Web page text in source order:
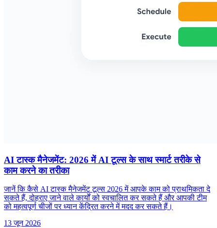
AI टास्क मैनेजमेंट: 2026 में AI टूल्स के साथ स्मार्ट तरीके से
काम करने का तरीका
जानें कि कैसे AI टास्क मैनेजमेंट टूल्स 2026 में आपके काम को प्राथमिकता दे
सकते हैं, दोहराए जाने वाले कार्यों को स्वचालित कर सकते हैं और आपकी टीम
को महत्वपूर्ण चीजों पर ध्यान केंद्रित करने में मदद कर सकते हैं।
13 जून 2026